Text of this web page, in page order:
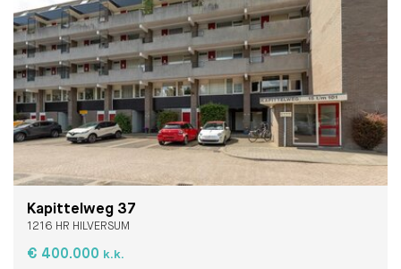
Kapittelweg 37
1216 HR HILVERSUM
€ 400.000 k.k.